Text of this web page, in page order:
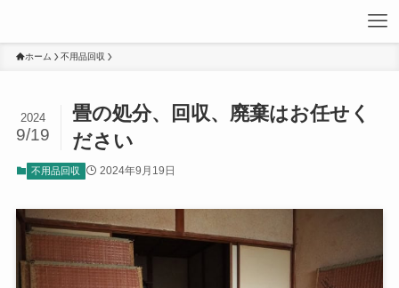
ホーム 不用品回収
畳の処分、回収、廃棄はお任せく
ださい
2024
9/19
不用品回収 2024年9月19日